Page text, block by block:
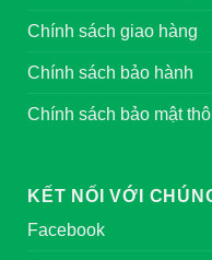
Chính sách giao hàng
Chính sách bảo hành
Chính sách bảo mật
KẾT NỐI VỚI
Facebook